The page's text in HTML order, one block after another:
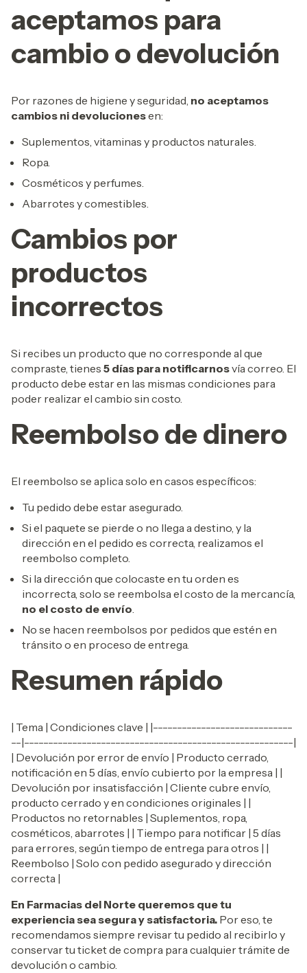
aceptamos para
cambio o devolución
Por razones de higiene y seguridad, no aceptamos
cambios ni devolucionesen:
Suplementos, vitaminas y productos naturales.
Ropa.
Cosméticos y perfumes.
Abarrotes y comestibles.
Cambios por
productos
incorrectos
Si recibes un producto que no corresponde al que
compraste, tienes 5 días para notificarnosvía correo. El
producto debe estar en las mismas condiciones para
poder realizar el cambio sin costo.
Reembolso de dinero
El reembolso se aplica solo en casos específicos:
Tu pedido debe estar asegurado.
Si el paquete se pierde o no llega a destino, y la
dirección en el pedido es correcta, realizamos el
reembolso completo.
Si la dirección que colocaste en tu orden es
incorrecta, solo se reembolsa el costo de la mercancía,
no el costo de envío.
No se hacen reembolsos por pedidos que estén en
tránsito o en proceso de entrega.
Resumen rápido
| Tema | Condiciones clave | |-----------------------------
--|--------------------------------------------------------|
| Devolución por error de envío | Producto cerrado,
notificación en 5 días, envío cubierto por la empresa | |
Devolución por insatisfacción | Cliente cubre envío,
producto cerrado y en condiciones originales | |
Productos no retornables | Suplementos, ropa,
cosméticos, abarrotes | | Tiempo para notificar | 5 días
para errores, según tiempo de entrega para otros | |
Reembolso | Solo con pedido asegurado y dirección
correcta |
En Farmacias del Norte queremos que tu
experiencia sea segura y satisfactoria. Por eso, te
recomendamos siempre revisar tu pedido al recibirlo y
conservar tu ticket de compra para cualquier trámite de
devolución o cambio.